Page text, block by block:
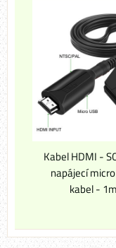
Kabel HDMI -
napájecí
kabel - 1m